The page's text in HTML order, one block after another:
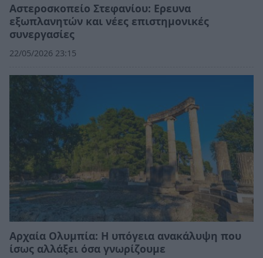
Αστεροσκοπείο Στεφανίου: Ερευνα
εξωπλανητών και νέες επιστημονικές
συνεργασίες
22/05/2026 23:15
Αρχαία Ολυμπία: Η υπόγεια ανακάλυψη που
ίσως αλλάξει όσα γνωρίζουμε